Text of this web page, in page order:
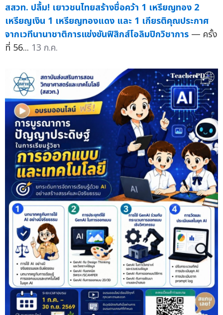
สสวท. ปลื้ม! เยาวชนไทยสร้างชื่อคว้า 1 เหรียญทอง 2
เหรียญเงิน 1 เหรียญทองแดง และ 1 เกียรติคุณประกาศ
จากเวทีนานาชาติการแข่งขันฟิสิกส์โอลิมปิกวิชาการ — ครั้ง
ที่ 56... 13 ก.ค.